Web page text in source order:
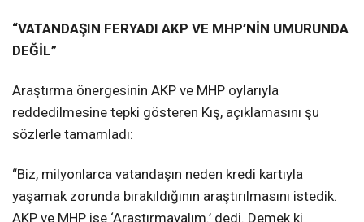
“VATANDAŞIN FERYADI AKP VE MHP’NİN UMURUNDA
DEĞİL”
Araştırma önergesinin AKP ve MHP oylarıyla
reddedilmesine tepki gösteren Kış, açıklamasını şu
sözlerle tamamladı:
“Biz, milyonlarca vatandaşın neden kredi kartıyla
yaşamak zorunda bırakıldığının araştırılmasını istedik.
AKP ve MHP ise ‘Araştırmayalım.’ dedi. Demek ki